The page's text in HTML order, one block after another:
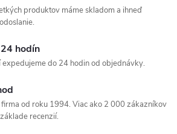
produktov máme skladom a ihneď
hodín
do 24 hodin od objednávky.
od roku 1994. Viac ako 2 000 zákazníkov
recenzií.